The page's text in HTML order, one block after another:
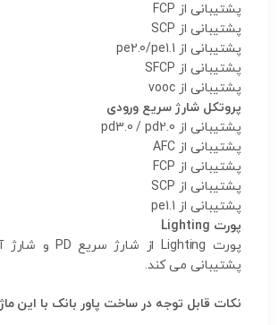
پشتیبانی از FCP
پشتیبانی از SCP
پشتیبانی از pe2.0/pe1.1
پشتیبانی از SFCP
پشتیبانی از vooc
پروتکل شارژ سریع ورودی
پشتیبانی از pd3.0 / pd2.0
پشتیبانی از AFC
پشتیبانی از FCP
پشتیبانی از SCP
پشتیبانی از pe1.1
پورت Lighting
پشتیبانی می کند.
نکات قابل توجه در ساخت پاور بانک با این